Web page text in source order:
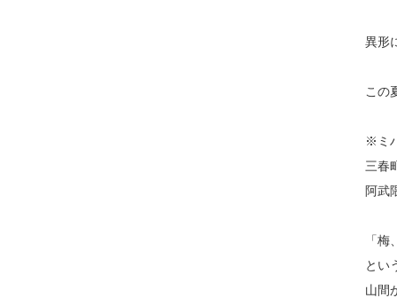
異形
この
※ミ
三春
阿武
「
とい
山間